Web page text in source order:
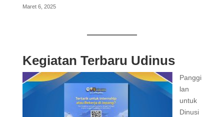
Maret 6, 2025
Kegiatan Terbaru Udinus
Panggi
lan
untuk
Dinusi